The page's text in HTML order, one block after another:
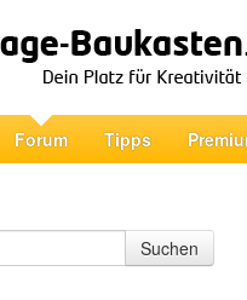
Forum Tipps
Suchen